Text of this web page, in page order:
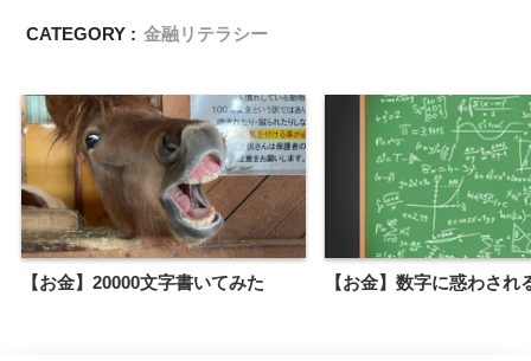
CATEGORY : 金融リテラシー
【お金】20000文字書いてみた 【お金】数字に惑わされ